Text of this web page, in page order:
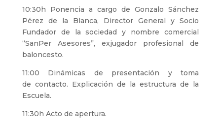
10:30h Ponencia a cargo de Gonzalo Sánchez
Pérez de la Blanca, Director General y Socio
Fundador de la sociedad y nombre comercial
“SanPer Asesores”, exjugador profesional de
baloncesto.
11:00 Dinámicas de presentación y toma
de contacto. Explicación de la estructura de la
Escuela.
11:30h Acto de apertura.